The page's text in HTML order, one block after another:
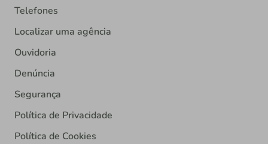
Telefones
Localizar uma agência
Ouvidoria
Denúncia
Segurança
Política de Privacidade
Política de Cookies